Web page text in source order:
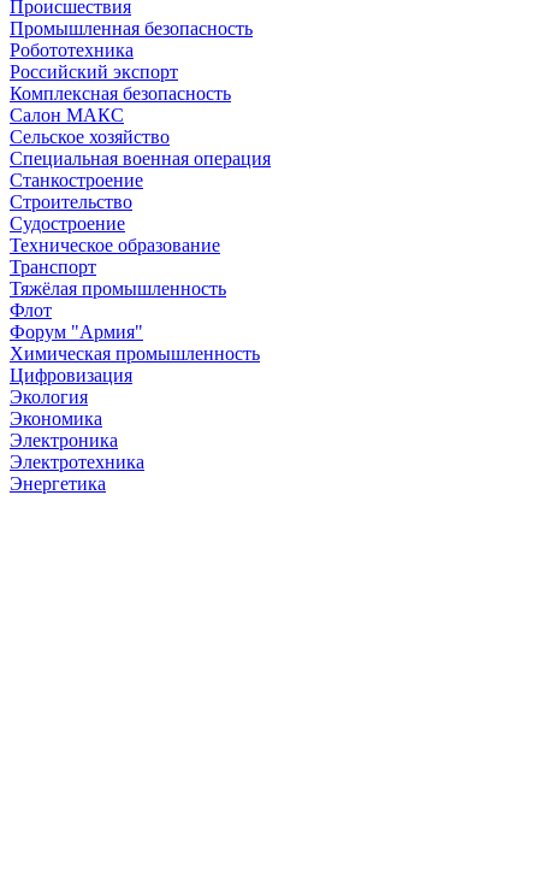
Происшествия
Промышленная безопасность
Робототехника
Российский экспорт
Комплексная безопасность
Салон МАКС
Сельское хозяйство
Специальная военная операция
Станкостроение
Строительство
Судостроение
Техническое образование
Транспорт
Тяжёлая промышленность
Флот
Форум "Армия"
Химическая промышленность
Цифровизация
Экология
Экономика
Электроника
Электротехника
Энергетика